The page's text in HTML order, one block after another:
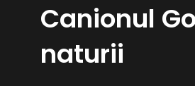
Canionul
naturii